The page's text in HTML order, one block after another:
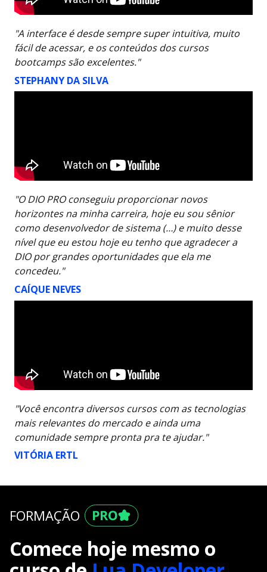
"A interface é desde sempre super intuitiva, muito
fácil de acessar, e os conteúdos dos cursos
bootcamps são excelentes."
STEPHANY DA SILVA
"O DIO PRO conseguiu proporcionar novos
horizontes na minha carreira, hoje eu sou sênior
como desenvolvedor de sistema (…) e muito desse
nível que eu estou hoje eu tenho que agradecer a
DIO por grandes oportunidades que ela me
concedeu."
CAÍQUE NEVES
"Você encontra diversos cursos com as tecnologias
mais relevantes do mercado e ainda uma
comunidade sempre pronta pra te ajudar."
VITÓRIA ERTL
FORMAÇÃO
Comece hoje mesmo o